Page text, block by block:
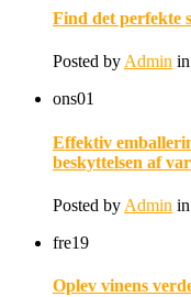
Find det perfekte
Posted byAdmin in
ons01
Effektiv
beskyttelsen af
Posted by Admin in
fre19
Oplev vinens